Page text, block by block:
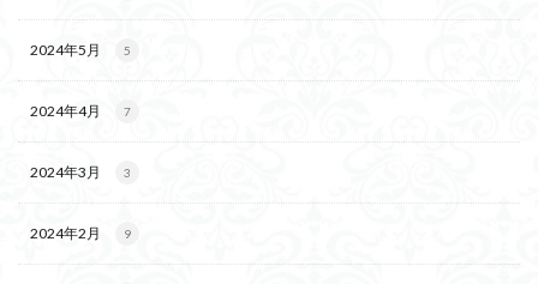
2024年5月 5
2024年4月 7
2024年3月 3
2024年2月 9